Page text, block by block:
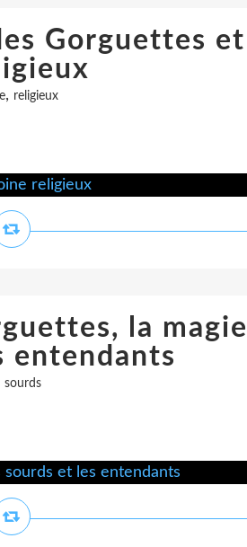
Gorguettes et
, religieux
la magie
entendants
sourds